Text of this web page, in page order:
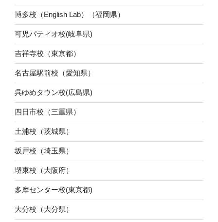
博多校（English Lab）（福岡県）
可児パティオ校(岐阜県)
吉祥寺校（東京都）
名古屋駅前校（愛知県）
呉ゆめタウン校(広島県)
四日市校（三重県）
土浦校（茨城県）
坂戸校（埼玉県）
堺東校（大阪府）
多摩センター校(東京都)
大分校（大分県）